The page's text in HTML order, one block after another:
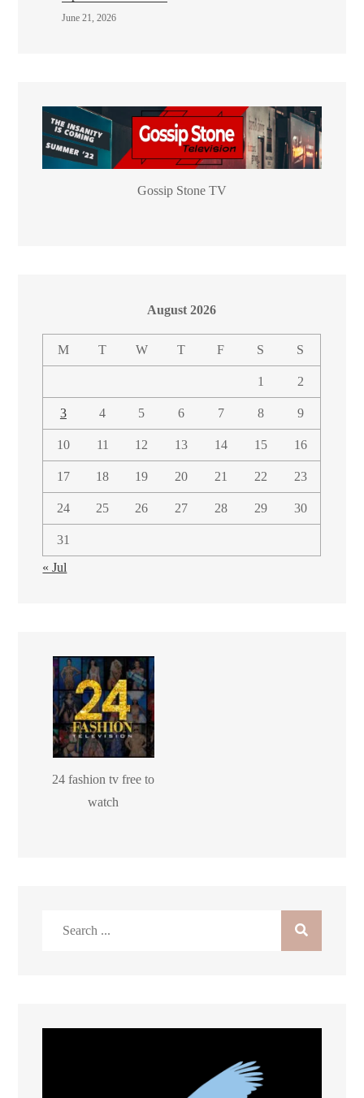
June 21, 2026
Gossip Stone TV
August 2026
M T W T F S S
1 2
3 4 5 6 7 8 9
10 11 12 13 14 15 16
17 18 19 20 21 22 23
24 25 26 27 28 29 30
31
« Jul
24 fashion tv free to
watch